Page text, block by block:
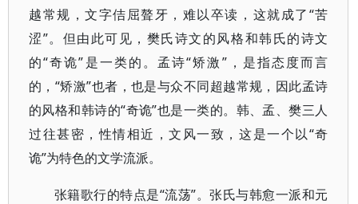
越常规，文字佶屈聱牙，难以卒读，这就成了“苦
涩”。但由此可见，樊氏诗文的风格和韩氏的诗文
的“奇诡”是一类的。孟诗“矫激”，是指态度而言
的，“矫激”也者，也是与众不同超越常规，因此孟诗
的风格和韩诗的“奇诡”也是一类的。韩、孟、樊三人
过往甚密，性情相近，文风一致，这是一个以“奇
诡”为特色的文学流派。
张籍歌行的特点是“流荡”。张氏与韩愈一派和元